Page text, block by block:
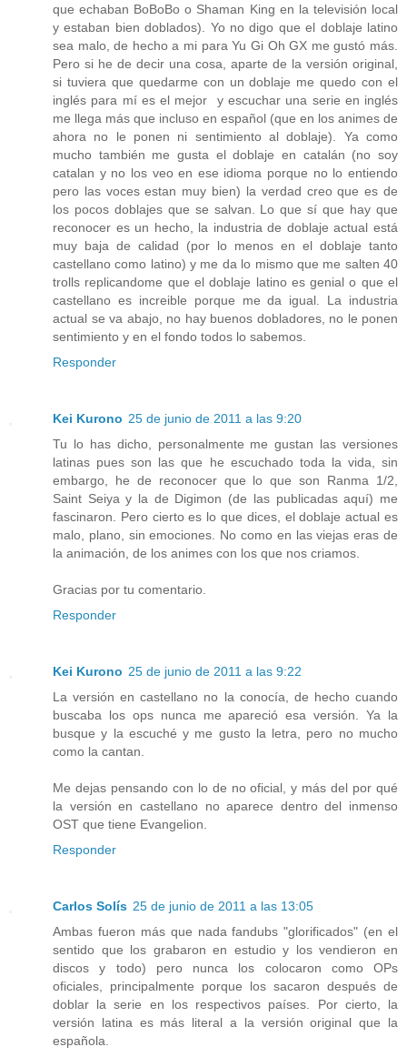
que echaban BoBoBo o Shaman King en la televisión local
y estaban bien doblados). Yo no digo que el doblaje latino
sea malo, de hecho a mi para Yu Gi Oh GX me gustó más.
Pero si he de decir una cosa, aparte de la versión original,
si tuviera que quedarme con un doblaje me quedo con el
inglés para mí es el mejor y escuchar una serie en inglés
me llega más que incluso en español (que en los animes de
ahora no le ponen ni sentimiento al doblaje). Ya como
mucho también me gusta el doblaje en catalán (no soy
catalan y no los veo en ese idioma porque no lo entiendo
pero las voces estan muy bien) la verdad creo que es de
los pocos doblajes que se salvan. Lo que sí que hay que
reconocer es un hecho, la industria de doblaje actual está
muy baja de calidad (por lo menos en el doblaje tanto
castellano como latino) y me da lo mismo que me salten 40
trolls replicandome que el doblaje latino es genial o que el
castellano es increible porque me da igual. La industria
actual se va abajo, no hay buenos dobladores, no le ponen
sentimiento y en el fondo todos lo sabemos.
Responder
Kei Kurono 25 de junio de 2011 a las 9:20
Tu lo has dicho, personalmente me gustan las versiones
latinas pues son las que he escuchado toda la vida, sin
embargo, he de reconocer que lo que son Ranma 1/2,
Saint Seiya y la de Digimon (de las publicadas aquí) me
fascinaron. Pero cierto es lo que dices, el doblaje actual es
malo, plano, sin emociones. No como en las viejas eras de
la animación, de los animes con los que nos criamos.
Gracias por tu comentario.
Responder
Kei Kurono 25 de junio de 2011 a las 9:22
La versión en castellano no la conocía, de hecho cuando
buscaba los ops nunca me apareció esa versión. Ya la
busque y la escuché y me gusto la letra, pero no mucho
como la cantan.
Me dejas pensando con lo de no oficial, y más del por qué
la versión en castellano no aparece dentro del inmenso
OST que tiene Evangelion.
Responder
Carlos Solís 25 de junio de 2011 a las 13:05
Ambas fueron más que nada fandubs "glorificados" (en el
sentido que los grabaron en estudio y los vendieron en
discos y todo) pero nunca los colocaron como OPs
oficiales, principalmente porque los sacaron después de
doblar la serie en los respectivos países. Por cierto, la
versión latina es más literal a la versión original que la
española.